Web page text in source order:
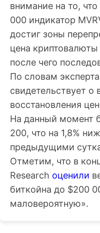
внимание на то,
000 индикатор
достиг зоны
цена
после чего
По словам
свидетельствует о
восстановления
На данный момент
200, что на 1,8%
предыдущими
Отметим, что в
Research оценили
биткойна до $200
маловероятную».